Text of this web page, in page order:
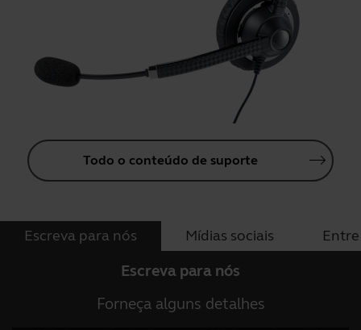
Todo o conteúdo de suporte
Escreva para nós Mídias sociais
Escreva para nós
Forneça alguns detalhes